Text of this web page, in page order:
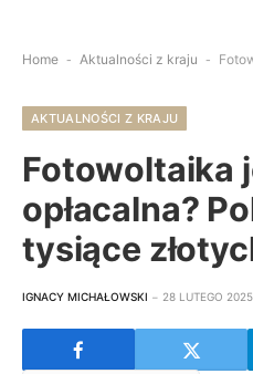
Home - Aktualności z kraju -
AKTUALNOŚCI Z KRAJU
Fotowoltaika
opłacalna?
tysiące
IGNACY MICHAŁOWSKI 28 LUTEGO 2025